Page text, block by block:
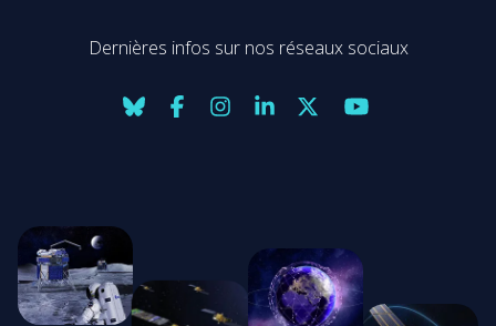
Dernières infos sur nos réseaux sociaux